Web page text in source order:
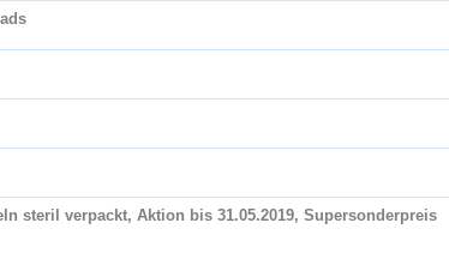
steril verpackt, Aktion bis 31.05.2019, Supersonderpreis